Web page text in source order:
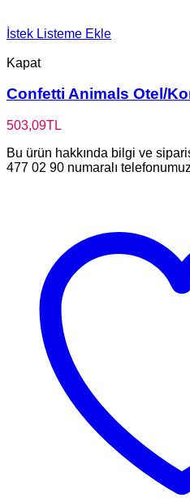
İstek Listeme Ekle
Kapat
Confetti Animals Otel/
503,09TL
Bu ürün hakkında bilgi ve
477 02 90 numaralı